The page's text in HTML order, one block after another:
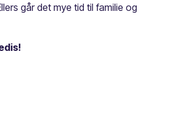
går det mye tid til familie og